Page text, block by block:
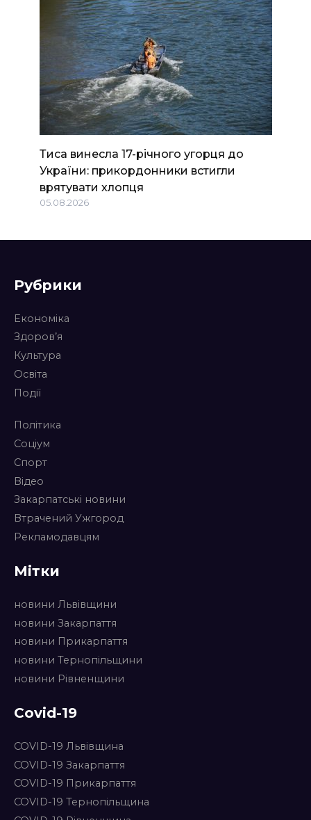
Тиса винесла 17-річного угорця до
України: прикордонники встигли
врятувати хлопця
05.08.2026
Рубрики
Економіка
Здоров’я
Культура
Освіта
Події
Політика
Соціум
Спорт
Відео
Закарпатські новини
Втрачений Ужгород
Рекламодавцям
Мітки
новини Львівщини
новини Закарпаття
новини Прикарпаття
новини Тернопільщини
новини Рівненщини
Covid-19
COVID-19 Львівщина
COVID-19 Закарпаття
COVID-19 Прикарпаття
COVID-19 Тернопільщина